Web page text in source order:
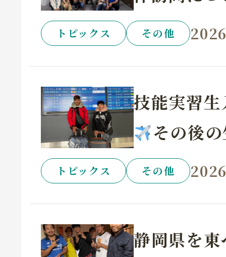
トピックス その他
技能実習
その後
トピックス その他
静岡県を